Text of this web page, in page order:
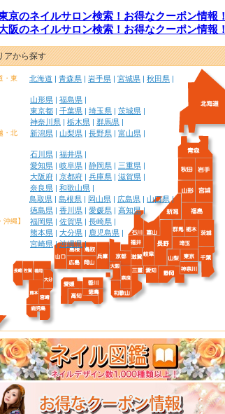
京のネイルサロン検索！お得なクーポン情報！
阪のネイルサロン検索！お得なクーポン情報！
アから探す
・東
北海道 | 青森県 | 岩手県 | 宮城県 | 秋田県 |
山形県 | 福島県 |
東京都 | 千葉県 | 埼玉県 | 茨城県 |
神奈川県 | 栃木県 | 群馬県 |
・北
新潟県 | 山梨県 | 長野県 | 富山県 |
石川県 | 福井県 |
愛知県 | 岐阜県 | 静岡県 | 三重県 |
大阪府 | 京都府 | 兵庫県 | 滋賀県 |
奈良県 | 和歌山県 |
鳥取県 | 島根県 | 岡山県 | 広島県 | 山口県|
徳島県 | 香川県 | 愛媛県 | 高知県|
沖縄】 福岡県 | 佐賀県 | 長崎県 |
熊本県 | 大分県 | 鹿児島県 |
宮崎県|沖縄県|